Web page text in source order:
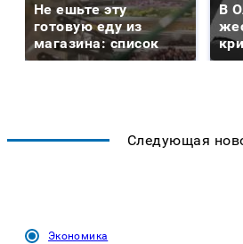
Не ешьте эту
готовую еду из
магазина: список
В
Следующая
Экономика